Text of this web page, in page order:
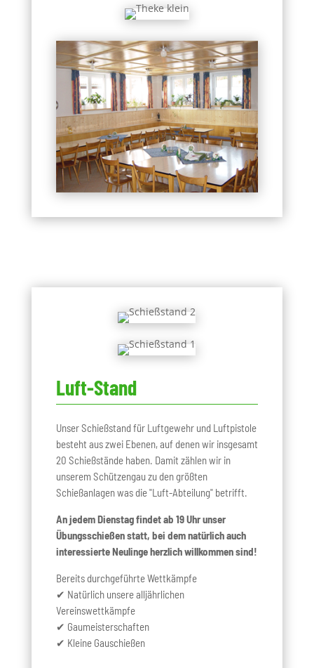
Luft-Stand
Unser Schießstand für Luftgewehr und Luftpistole
besteht aus zwei Ebenen, auf denen wir insgesamt
20 Schießstände haben. Damit zählen wir in
unserem Schützengau zu den größten
Schießanlagen was die "Luft-Abteilung" betrifft.
An jedem Dienstag findet ab 19 Uhr unser
Übungsschießen statt, bei dem natürlich auch
interessierte Neulinge herzlich willkommen sind!
Bereits durchgeführte Wettkämpfe
✔ Natürlich unsere alljährlichen
Vereinswettkämpfe
✔ Gaumeisterschaften
✔ Kleine Gauschießen